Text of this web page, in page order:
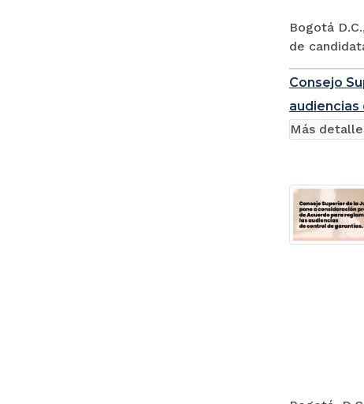
Bogotá
de
Consejo
Más